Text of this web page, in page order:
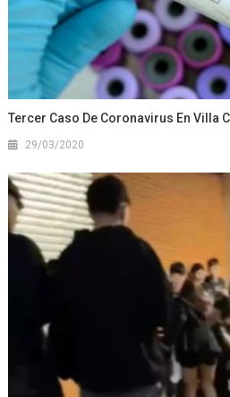
Tercer Caso De Coronavirus En Villa
29/03/2020